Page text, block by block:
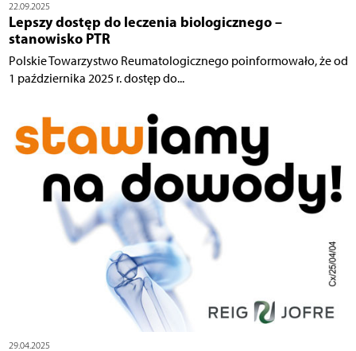
22.09.2025
Lepszy dostęp do leczenia biologicznego –
stanowisko PTR
Polskie Towarzystwo Reumatologicznego poinformowało, że od
1 października 2025 r. dostęp do...
29.04.2025